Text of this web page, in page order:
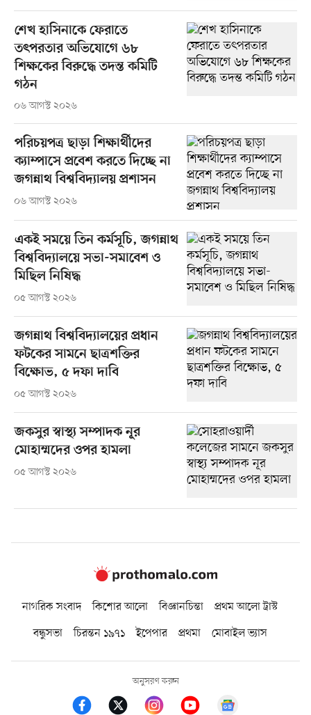
শেখ হাসিনাকে ফেরাতে
তৎপরতার অভিযোগে ৬৮
শিক্ষকের বিরুদ্ধে তদন্ত কমিটি
গঠন
০৬ আগস্ট ২০২৬
পরিচয়পত্র ছাড়া শিক্ষার্থীদের
ক্যাম্পাসে প্রবেশ করতে দিচ্ছে না
জগন্নাথ বিশ্ববিদ্যালয় প্রশাসন
০৬ আগস্ট ২০২৬
একই সময়ে তিন কর্মসূচি, জগন্নাথ
বিশ্ববিদ্যালয়ে সভা-সমাবেশ ও
মিছিল নিষিদ্ধ
০৫ আগস্ট ২০২৬
জগন্নাথ বিশ্ববিদ্যালয়ের প্রধান
ফটকের সামনে ছাত্রশক্তির
বিক্ষোভ, ৫ দফা দাবি
০৫ আগস্ট ২০২৬
জকসুর স্বাস্থ্য সম্পাদক নূর
মোহাম্মদের ওপর হামলা
০৫ আগস্ট ২০২৬
নাগরিক সংবাদ কিশোর আলো বিজ্ঞানচিন্তা
প্রথম আলো ট্রাস্ট
বন্ধুসভা
চিরন্তন ১৯৭১ ইপেপার প্রথমা মোবাইল ভ্যাস
অনুসরণ করুন